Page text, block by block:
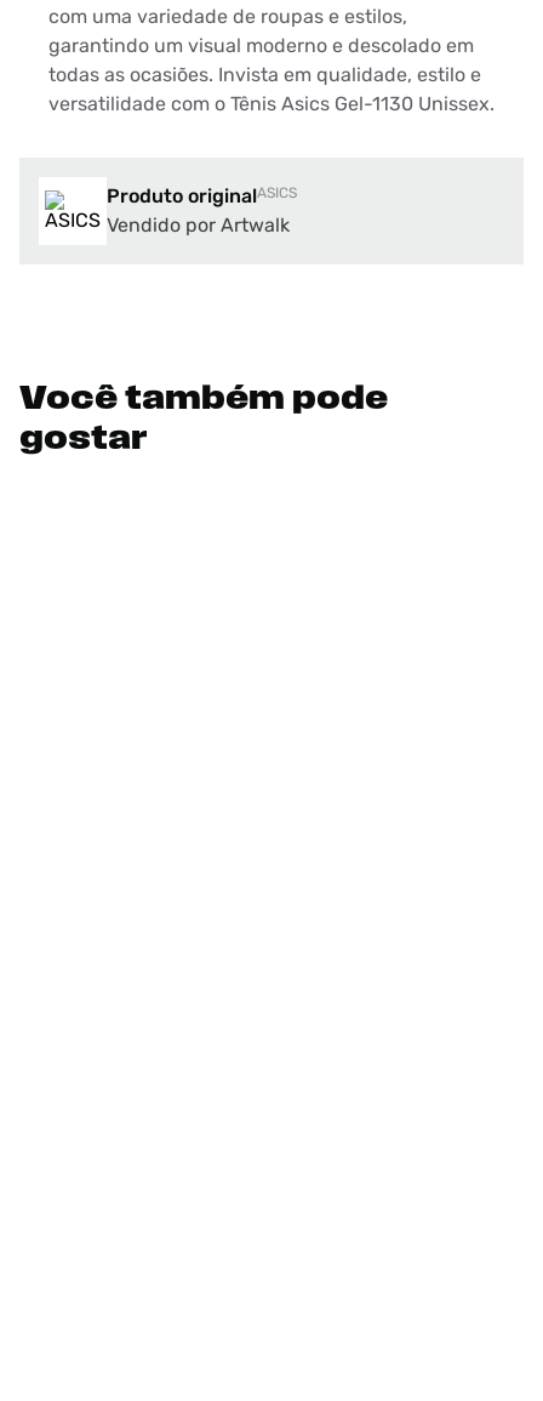
com uma variedade de roupas e estilos,
garantindo um visual moderno e descolado em
todas as ocasiões. Invista em qualidade, estilo e
versatilidade com o Tênis Asics Gel-1130 Unissex.
Produto originalASICS
Vendido por Artwalk
Você também pode
gostar